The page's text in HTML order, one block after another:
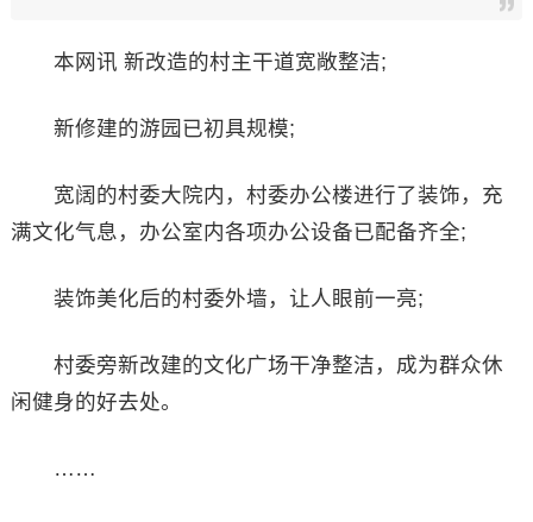
本网讯 新改造的村主干道宽敞整洁;
新修建的游园已初具规模;
宽阔的村委大院内，村委办公楼进行了装饰，充
满文化气息，办公室内各项办公设备已配备齐全;
装饰美化后的村委外墙，让人眼前一亮;
村委旁新改建的文化广场干净整洁，成为群众休
闲健身的好去处。
……